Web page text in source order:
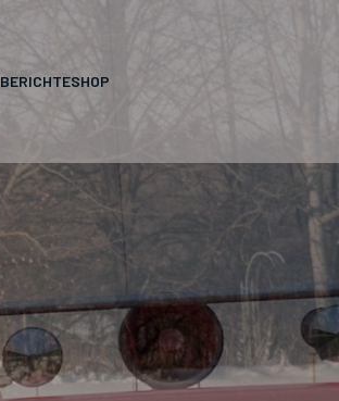
BERICHTESHOP